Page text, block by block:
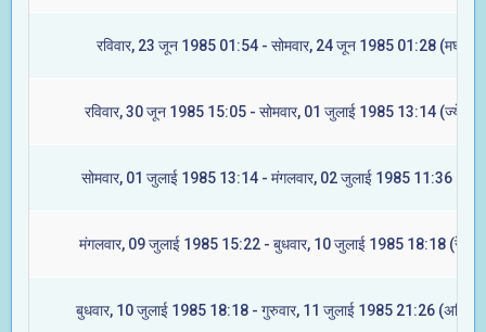
रविवार, 23 जून 1985 01:54 - सोमवार, 24 जून 1985 01:28 (मघा)
रविवार, 30 जून 1985 15:05 - सोमवार, 01 जुलाई 1985 13:14 (ज्येष्टा)
सोमवार, 01 जुलाई 1985 13:14 - मंगलवार, 02 जुलाई 1985 11:36 (मूल)
मंगलवार, 09 जुलाई 1985 15:22 - बुधवार, 10 जुलाई 1985 18:18 (रेवती)
बुधवार, 10 जुलाई 1985 18:18 - गुरुवार, 11 जुलाई 1985 21:26